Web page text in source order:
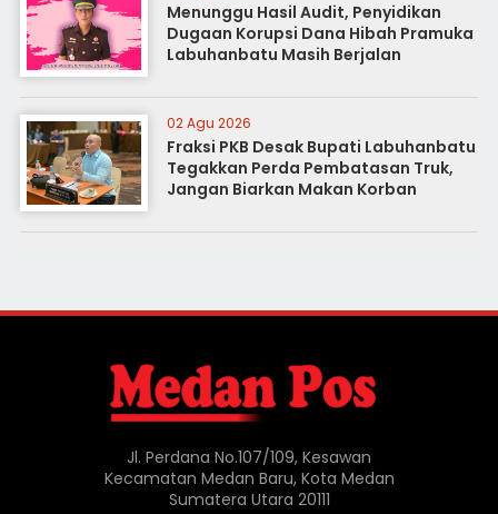
Menunggu Hasil Audit, Penyidikan
Dugaan Korupsi Dana Hibah Pramuka
Labuhanbatu Masih Berjalan
02 Agu 2026
Fraksi PKB Desak Bupati Labuhanbatu
Tegakkan Perda Pembatasan Truk,
Jangan Biarkan Makan Korban
Jl. Perdana No.107/109, Kesawan
Kecamatan Medan Baru, Kota Medan
Sumatera Utara 20111